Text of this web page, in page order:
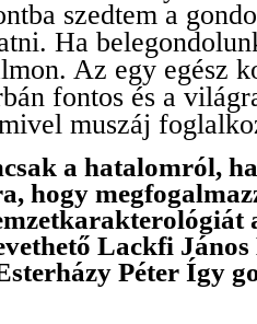
szedtem a
Ha
Az egy egész
fontos és a
muszáj
a hatalomról,
hogy
Lackfi
Péter Így